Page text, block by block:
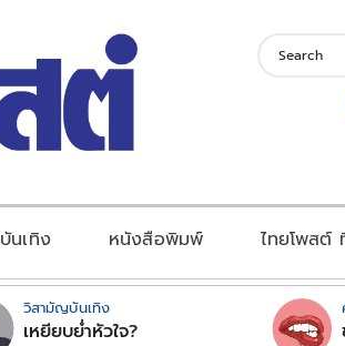
บันเทิง หนังสือพิมพ์ ไทยโพสต์
วิสามัญบันเทิง
เหยียบย่ำหัวใจ?